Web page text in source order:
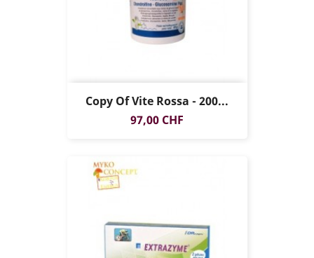
Copy Of Vite Rossa - 200...
Prezzo
97,00 CHF